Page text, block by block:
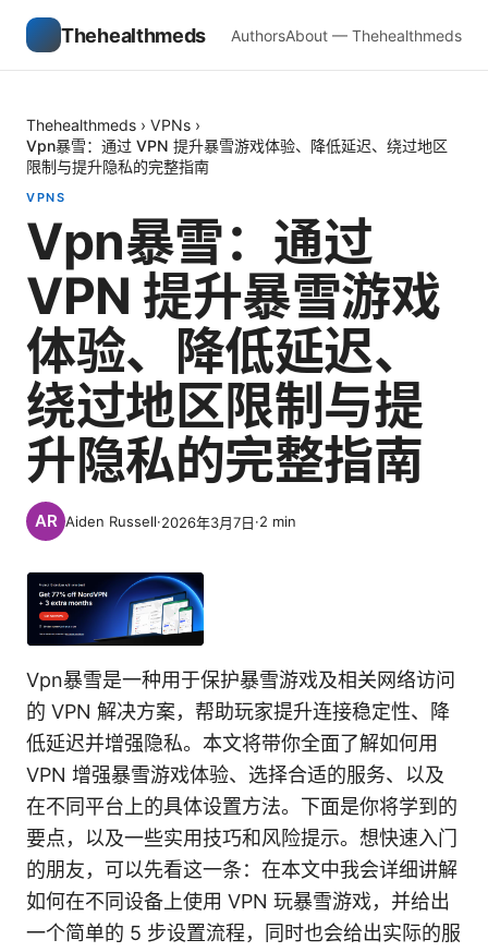
Thehealthmeds AuthorsAbout — Thehealthmeds
Thehealthmeds › VPNs ›
Vpn暴雪：通过 VPN 提升暴雪游戏体验、降低延迟、绕过地区
限制与提升隐私的完整指南
VPNS
Vpn暴雪：通过
VPN 提升暴雪游戏
体验、降低延迟、
绕过地区限制与提
升隐私的完整指南
Aiden Russell·2026年3月7日·2 min
Vpn暴雪是一种用于保护暴雪游戏及相关网络访问
的 VPN 解决方案，帮助玩家提升连接稳定性、降
低延迟并增强隐私。本文将带你全面了解如何用
VPN 增强暴雪游戏体验、选择合适的服务、以及
在不同平台上的具体设置方法。下面是你将学到的
要点，以及一些实用技巧和风险提示。想快速入门
的朋友，可以先看这一条：在本文中我会详细讲解
如何在不同设备上使用 VPN 玩暴雪游戏，并给出
一个简单的 5 步设置流程，同时也会给出实际的服